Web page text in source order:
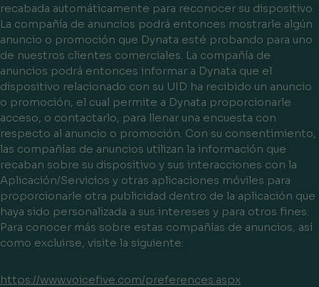
recabada automáticamente para reconocer su dispositivo.
La compañía de anuncios podrá entonces mostrarle algún
anuncio o promoción que Dynata esté probando para uno
de nuestros clientes comerciales. La compañía de
anuncios podrá entonces informar a Dynata que el
dispositivo relacionado con su UID ha recibido un anuncio
o promoción, el cual permite a Dynata proporcionarle
acceso, o contactarlo, para llenar una encuesta con
respecto al anuncio o promoción. Con su consentimiento,
las compañías de anuncios utilizan la información que
recaban sobre su dispositivo y sus interacciones con la
Aplicación/Servicios y otras aplicaciones móviles para
proporcionarle otra publicidad dentro de la aplicación que
haya sido personalizada a sus intereses y para otros fines.
Para conocer más sobre estas compañías de anuncios, así
como excluirse, visite la siguiente:
https://www.voicefive.com/preferences.aspx